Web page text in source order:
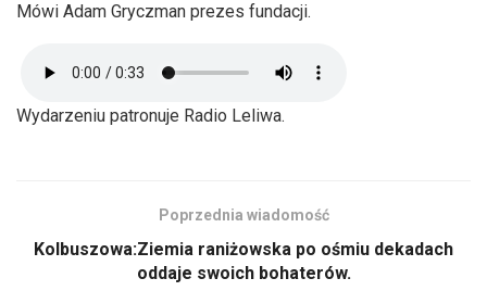
Mówi Adam Gryczman prezes fundacji.
Wydarzeniu patronuje Radio Leliwa.
Poprzednia wiadomość
Kolbuszowa:Ziemia raniżowska po ośmiu dekadach
oddaje swoich bohaterów.